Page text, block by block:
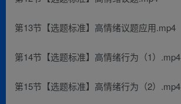
第13节【选题标准】高情绪议题应用.mp4
第14节【选题标准】高情绪行为（1）.mp4
第15节【选题标准】高情绪行为（2）.mp4